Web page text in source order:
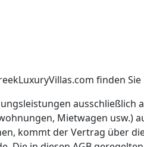
finden
ausschließlich
Mietwagen usw.)
kommt der Vertrag über